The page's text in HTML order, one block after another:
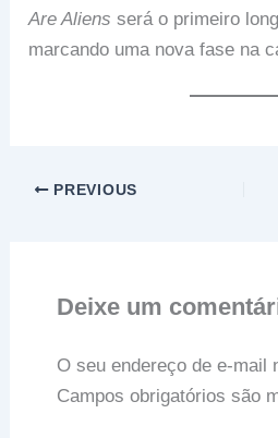
Are Aliens será o primeiro
marcando uma nova fase na
PREVIOUS
Deixe um
O seu endereço de e-mail
Campos obrigatórios são